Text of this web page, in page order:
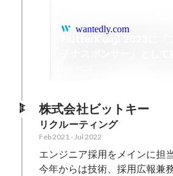
wantedly.com
株式会社ビットキー
リクルーティング
Feb 2021 - Jul 2022
エンジニア採用をメインに担
今年からは技術、採用広報兼